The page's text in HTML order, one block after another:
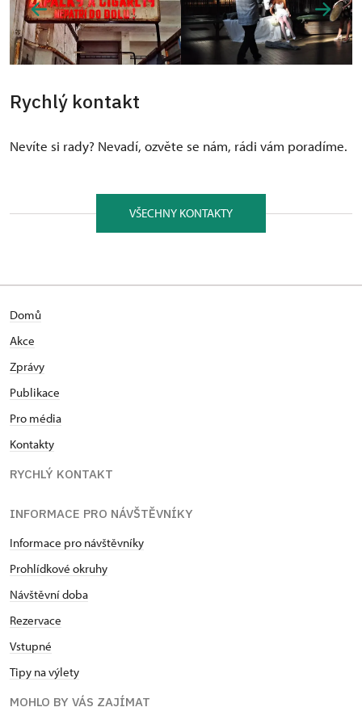
Rychlý kontakt
Nevíte si rady? Nevadí, ozvěte se nám, rádi vám poradíme.
VŠECHNY KONTAKTY
Domů
Akce
Zprávy
Publikace
Pro média
Kontakty
RYCHLÝ KONTAKT
INFORMACE PRO NÁVŠTĚVNÍKY
Informace pro návštěvníky
Prohlídkové okruhy
Návštěvní doba
Rezervace
Vstupné
Tipy na výlety
MOHLO BY VÁS ZAJÍMAT